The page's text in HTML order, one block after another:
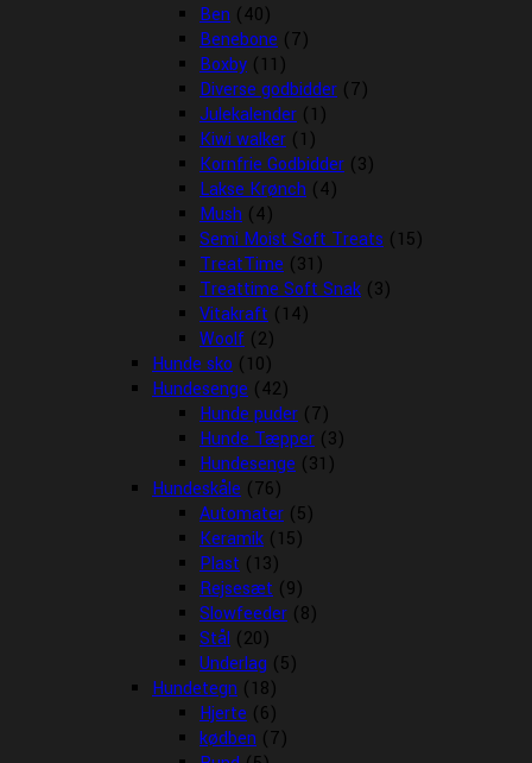
Ben (40)
Benebone (7)
Boxby (11)
Diverse godbidder (7)
Julekalender (1)
Kiwi walker (1)
Kornfrie Godbidder (3)
Lakse Krønch (4)
Mush (4)
Semi Moist Soft Treats (15)
TreatTime (31)
Treattime Soft Snak (3)
Vitakraft (14)
Woolf (2)
Hunde sko (10)
Hundesenge (42)
Hunde puder (7)
Hunde Tæpper (3)
Hundesenge (31)
Hundeskåle (76)
Automater (5)
Keramik (15)
Plast (13)
Rejsesæt (9)
Slowfeeder (8)
Stål (20)
Underlag (5)
Hundetegn (18)
Hjerte (6)
kødben (7)